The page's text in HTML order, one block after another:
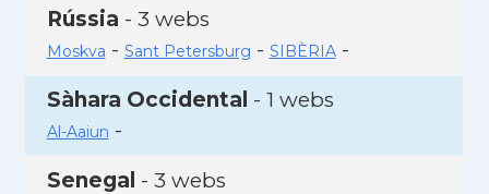
Rússia - 3 webs
Moskva - Sant Petersburg - SIBÈRIA-
Sàhara Occidental - 1 webs
Al-Aaiun -
Senegal - 3 webs